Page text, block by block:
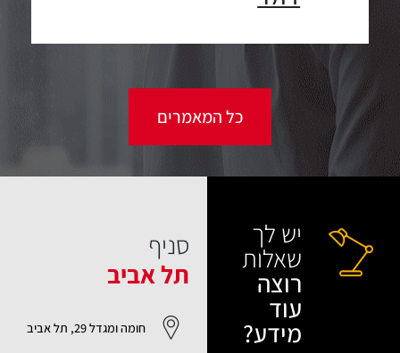
כל המאמרים
סניף
תל אביב
חומה ומגדל 29, תל אביב